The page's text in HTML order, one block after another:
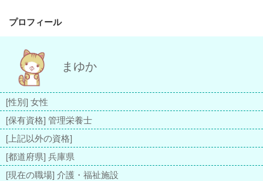
プロフィール
まゆか
[性別] 女性
[保有資格] 管理栄養士
[上記以外の資格]
[都道府県] 兵庫県
[現在の職場] 介護・福祉施設